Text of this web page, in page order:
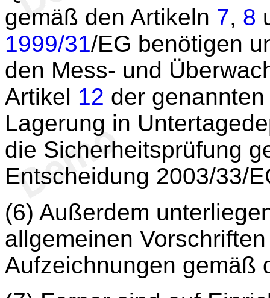
gemäß den Artikeln 7, 8
1999/31/EG benötigen
den Mess- und
Artikel 12 der
Lagerung in
die Sicherheitsprüfung
Entscheidung 2003/33/
(6) Außerdem
allgemeinen
Aufzeichnungen gemäß